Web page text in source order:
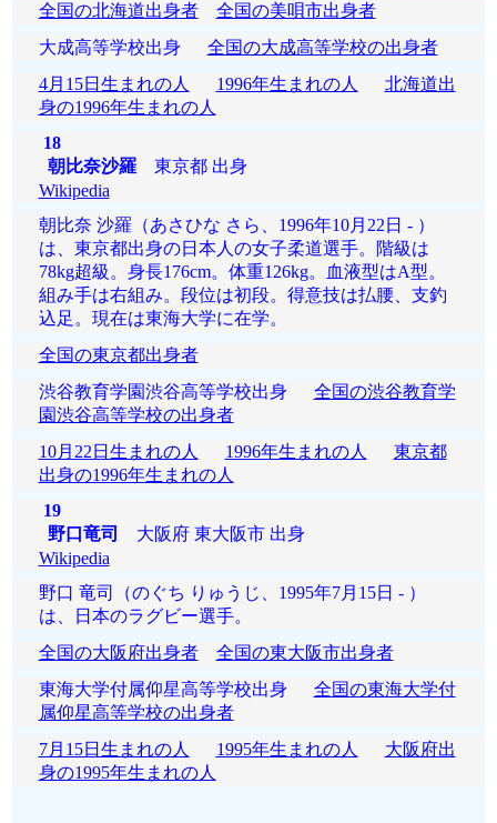
全国の北海道出身者
全国の美唄市出身者
大成高等学校出身 全国の大成高等学校の出身者
4月15日生まれの人
1996年生まれの人
北海道出
身の1996年生まれの人
18
朝比奈沙羅東京都 出身
Wikipedia
朝比奈 沙羅（あさひな さら、1996年10月22日 - ）
は、東京都出身の日本人の女子柔道選手。階級は
78kg超級。身長176cm。体重126kg。血液型はA型。
組み手は右組み。段位は初段。得意技は払腰、支釣
込足。現在は東海大学に在学。
全国の東京都出身者
渋谷教育学園渋谷高等学校出身 全国の渋谷教育学
園渋谷高等学校の出身者
10月22日生まれの人
1996年生まれの人
東京都
出身の1996年生まれの人
19
野口竜司
大阪府 東大阪市 出身
Wikipedia
野口 竜司（のぐち りゅうじ、1995年7月15日 - ）
は、日本のラグビー選手。
全国の大阪府出身者
全国の東大阪市出身者
東海大学付属仰星高等学校出身 全国の東海大学付
属仰星高等学校の出身者
7月15日生まれの人
1995年生まれの人
大阪府出
身の1995年生まれの人